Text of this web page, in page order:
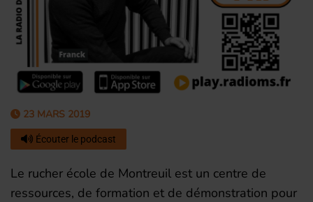
23 MARS 2019
Écouter le podcast
Le rucher école de Montreuil est un centre de
ressources, de formation et de démonstration pour